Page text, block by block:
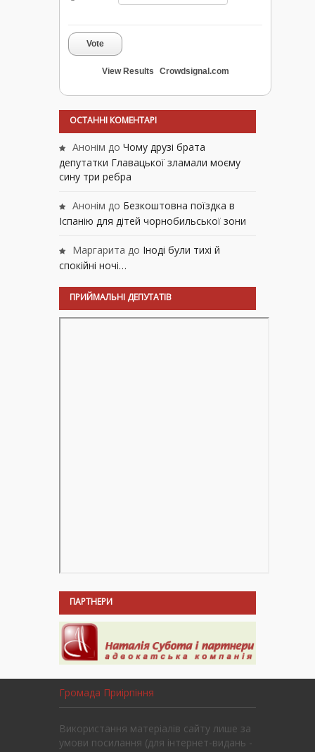
Vote
View Results Crowdsignal.com
ОСТАННІ КОМЕНТАРІ
Анонім до Чому друзі брата
депутатки Главацької зламали моєму
сину три ребра
Анонім до Безкоштовна поїздка в
Іспанію для дітей чорнобильської зони
Маргарита до Іноді були тихі й
спокійні ночі…
ПРИЙМАЛЬНІ ДЕПУТАТІВ
ПАРТНЕРИ
Громада Приірпіння
Використання матеріалів сайту лише за
умови посилання (для інтернет-видань -